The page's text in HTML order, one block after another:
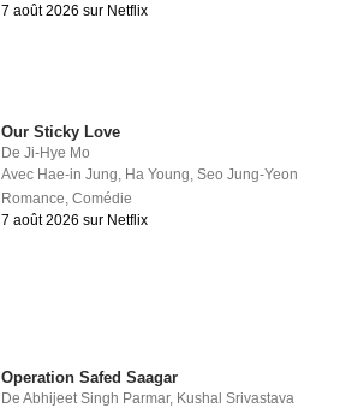
7 août 2026 sur Netflix
Our Sticky Love
DeJi-Hye Mo
Avec Hae-in Jung, Ha Young,Seo Jung-Yeon
Romance,Comédie
7 août 2026 sur Netflix
Operation Safed Saagar
DeAbhijeet Singh Parmar, Kushal Srivastava